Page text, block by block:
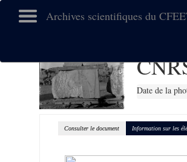
Archives scientifiques du
Date de la
Consulter le document Information sur les